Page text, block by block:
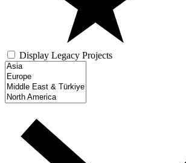
Display Legacy Projects